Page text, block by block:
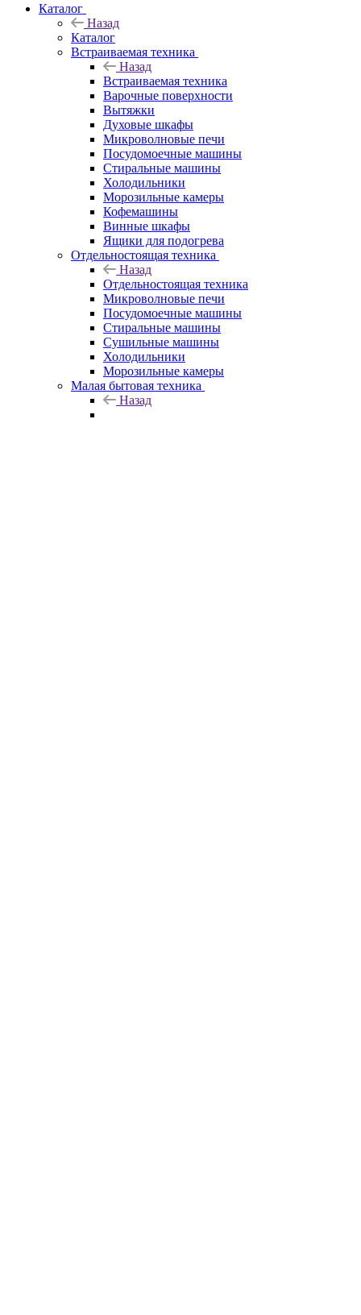
Каталог
Назад
Каталог
Встраиваемая техника
Назад
Встраиваемая техника
Варочные поверхности
Вытяжки
Духовые шкафы
Микроволновые печи
Посудомоечные машины
Стиральные машины
Холодильники
Морозильные камеры
Кофемашины
Винные шкафы
Ящики для подогрева
Отдельностоящая техника
Назад
Отдельностоящая техника
Микроволновые печи
Посудомоечные машины
Стиральные машины
Сушильные машины
Холодильники
Морозильные камеры
Малая бытовая техника
Назад